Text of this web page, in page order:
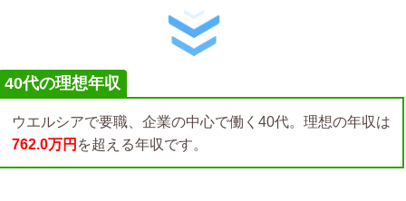
40代の理想年収
ウエルシアで要職、企業の中心で働く40代。理想の年収は
762.0万円 を超える年収です。